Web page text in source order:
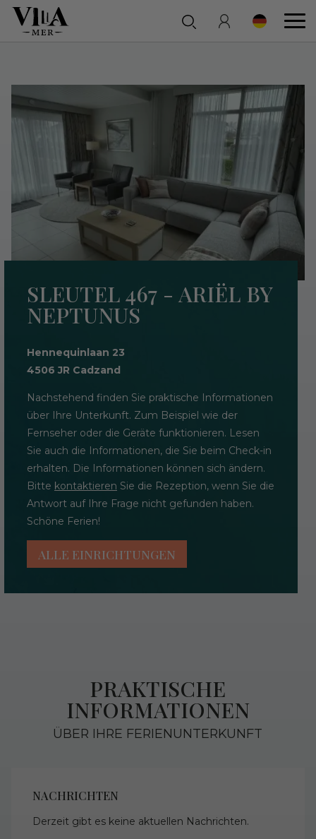
SLEUTEL 467 - ARIËL BY
NEPTUNUS
Hennequinlaan 23
4506 JR Cadzand
Nachstehend finden Sie praktische Informationen
über Ihre Unterkunft. Zum Beispiel wie der
Fernseher oder die Geräte funktionieren. Lesen
Sie auch die Informationen, die Sie beim Check-in
erhalten. Die Informationen können sich ändern.
Bitte kontaktieren Sie die Rezeption, wenn Sie die
Antwort auf Ihre Frage nicht gefunden haben.
Schöne Ferien!
ALLE EINRICHTUNGEN
PRAKTISCHE
INFORMATIONEN
ÜBER IHRE FERIENUNTERKUNFT
NACHRICHTEN
Derzeit gibt es keine aktuellen Nachrichten.